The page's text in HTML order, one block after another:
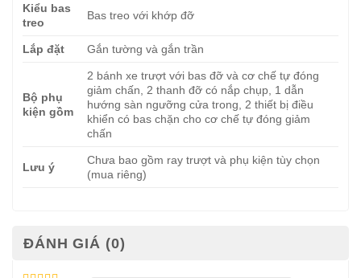
Kiểu bas
treo
Bas treo với khớp đỡ
Lắp đặt Gắn tường và gắn trần
Bộ phụ
kiện gồm
2 bánh xe trượt với bas đỡ và cơ chế tự đóng
giảm chấn, 2 thanh đỡ có nắp chụp, 1 dẫn
hướng sàn ngưỡng cửa trong, 2 thiết bị điều
khiển có bas chặn cho cơ chế tự đóng giảm
chấn
Lưu ý
Chưa bao gồm ray trượt và phụ kiện tùy chọn
(mua riêng)
ĐÁNH GIÁ (0)